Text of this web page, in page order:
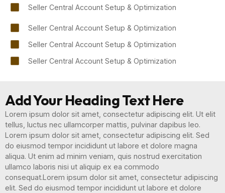
Seller Central Account Setup & Optimization
Seller Central Account Setup & Optimization
Seller Central Account Setup & Optimization
Seller Central Account Setup & Optimization
Add Your Heading Text Here
Lorem ipsum dolor sit amet, consectetur adipiscing elit. Ut elit
tellus, luctus nec ullamcorper mattis, pulvinar dapibus leo.
Lorem ipsum dolor sit amet, consectetur adipiscing elit. Sed
do eiusmod tempor incididunt ut labore et dolore magna
aliqua. Ut enim ad minim veniam, quis nostrud exercitation
ullamco laboris nisi ut aliquip ex ea commodo
consequat.Lorem ipsum dolor sit amet, consectetur adipiscing
elit. Sed do eiusmod tempor incididunt ut labore et dolore